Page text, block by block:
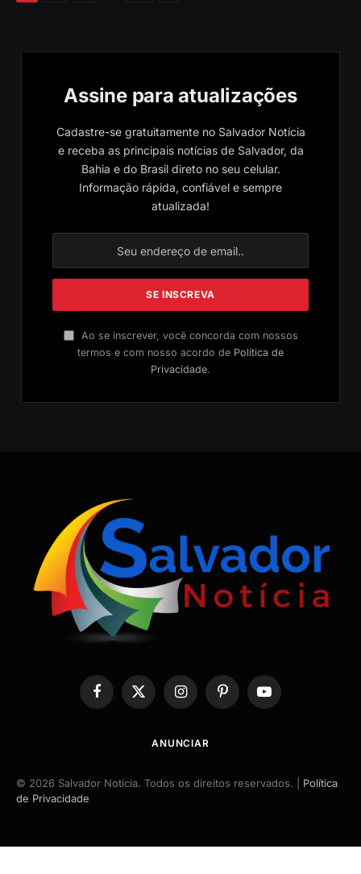
Assine para atualizações
Cadastre-se gratuitamente no Salvador Notícia
e receba as principais notícias de Salvador, da
Bahia e do Brasil direto no seu celular.
Informação rápida, confiável e sempre
atualizada!
Ao se inscrever, você concorda com nossos
termos e com nosso acordo de Política de
Privacidade.
Facebook
X
InstagramPinterestYouTube
ANUNCIAR
© 2026 Salvador Notícia. Todos os direitos reservados. | Política
de Privacidade